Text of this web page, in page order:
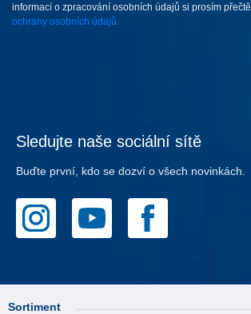
informací o zpracování osobních údajů si prosím
ochrany osobních údajů.
Sledujte naše sociální sítě
Buďte první, kdo se dozví o všech novinkách.
Sortiment